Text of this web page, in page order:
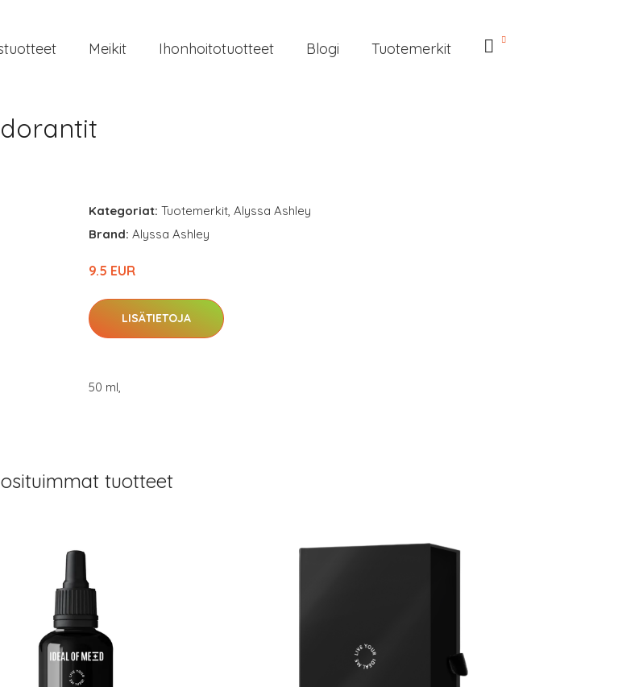
Meikit Ihonhoitotuotteet Blogi Tuotemerkit
Kategoriat: Tuotemerkit, Alyssa Ashley
Brand: Alyssa Ashley
9.5 EUR
LISÄTIETOJA
50 ml,
tuotteet